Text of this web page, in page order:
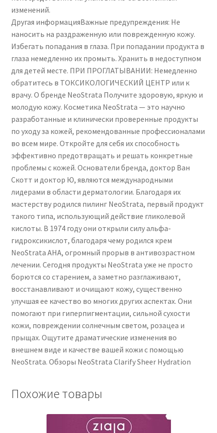
изменений.
Другая информацияВажные предупреждения: Не
наносить на раздраженную или поврежденную кожу.
Избегать попадания в глаза. При попадании продукта в
глаза немедленно их промыть. Хранить в недоступном
для детей месте. ПРИ ПРОГЛАТЫВАНИИ: Немедленно
обратитесь в ТОКСИКОЛОГИЧЕСКИЙ ЦЕНТР или к
врачу. О бренде NeoStrata Получите здоровую, яркую и
молодую кожу. Косметика NeoStrata — это научно
разработанные и клинически проверенные продукты
по уходу за кожей, рекомендованные профессионалами
во всем мире. Откройте для себя их способность
эффективно предотвращать и решать конкретные
проблемы с кожей. Основатели бренда, доктор Ван
Скотт и доктор Ю, являются международными
лидерами в области дерматологии. Благодаря их
мастерству родился пилинг NeoStrata, первый продукт
такого типа, использующий действие гликолевой
кислоты. В 1974 году они открыли силу альфа-
гидроксикислот, благодаря чему родился крем
NeoStrata AHA, огромный прорыв в антивозрастном
лечении. Сегодня продукты NeoStrata уже не просто
борются со старением, а заметно разглаживают,
восстанавливают и очищают кожу, существенно
улучшая ее качество во многих других аспектах. Они
помогают при гиперпигментации, сильной сухости
кожи, повреждении солнечным светом, розацеа и
прыщах. Ощутите драматические изменения во
внешнем виде и качестве вашей кожи с помощью
NeoStrata. Обзоры NeoStrata Clarify Sheer Hydration
Похожие товары